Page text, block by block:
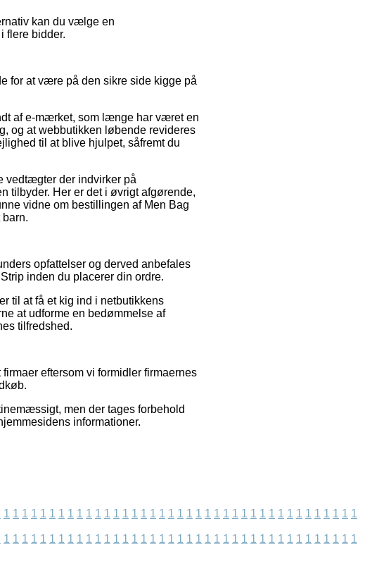
kan du vælge en
flere bidder.
for at være på den sikre side kigge på
af e-mærket, som længe har været en
og at webbutikken løbende revideres
til at blive hjulpet, såfremt du
vedtægter der indvirker på
tilbyder. Her er det i øvrigt afgørende,
vidne om bestillingen af Men Bag
opfattelser og derved anbefales
inden du placerer din ordre.
til at få et kig ind i netbutikkens
at udforme en bedømmelse af
tilfredshed.
eftersom vi formidler firmaernes
men der tages forbehold
informationer.
1 1 1 1 1 1 1 1 1 1 1 1 1 1 1 1 1 1 1 1 1 1 1 1 1 1 1 1 1 1 1 1 1 1 1 1 1 1 1
1 1 1 1 1 1 1 1 1 1 1 1 1 1 1 1 1 1 1 1 1 1 1 1 1 1 1 1 1 1 1 1 1 1 1 1 1 1 1